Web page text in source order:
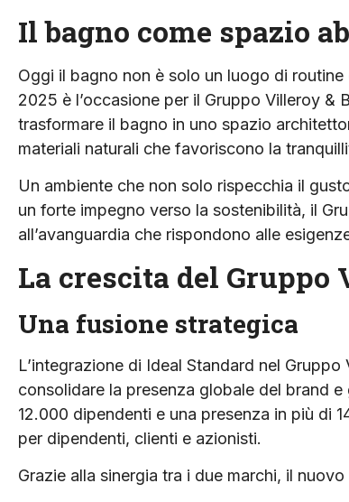
Il bagno come spazio
Oggi il bagno non è solo un luogo di
2025 è l’occasione per il Gruppo Villeroy
trasformare il bagno in uno spazio
materiali naturali che favoriscono la
Un ambiente che non solo rispecchia il
un forte impegno verso la sostenibilità, il
all’avanguardia che rispondono alle
La crescita del Gruppo
Una fusione strategica
L’integrazione di Ideal Standard nel
consolidare la presenza globale del brand
12.000 dipendenti e una presenza in più di
per dipendenti, clienti e azionisti.
Grazie alla sinergia tra i due marchi, il